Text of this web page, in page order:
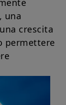
una
crescita
permettere